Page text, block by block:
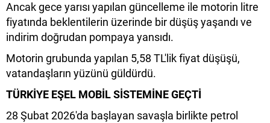
Ancak gece yarısı yapılan güncelleme ile motorin litre
fiyatında beklentilerin üzerinde bir düşüş yaşandı ve
indirim doğrudan pompaya yansıdı.
Motorin grubunda yapılan 5,58 TL'lik fiyat düşüşü,
vatandaşların yüzünü güldürdü.
TÜRKİYE EŞEL MOBİL SİSTEMİNE GEÇTİ
28 Şubat 2026'da başlayan savaşla birlikte petrol